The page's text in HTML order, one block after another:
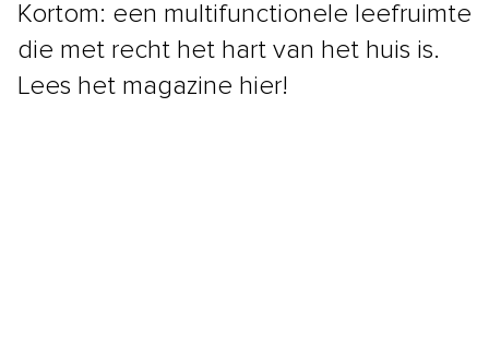
Kortom: een multifunctionele leefruimte
die met recht het hart van het huis is.
Lees het magazine hier!